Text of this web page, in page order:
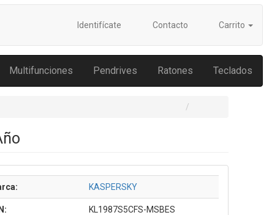
Identifícate Contacto Carrito
Multifunciones Pendrives Ratones Teclados
KASPERSKY
KL1987S5CFS-MSBES